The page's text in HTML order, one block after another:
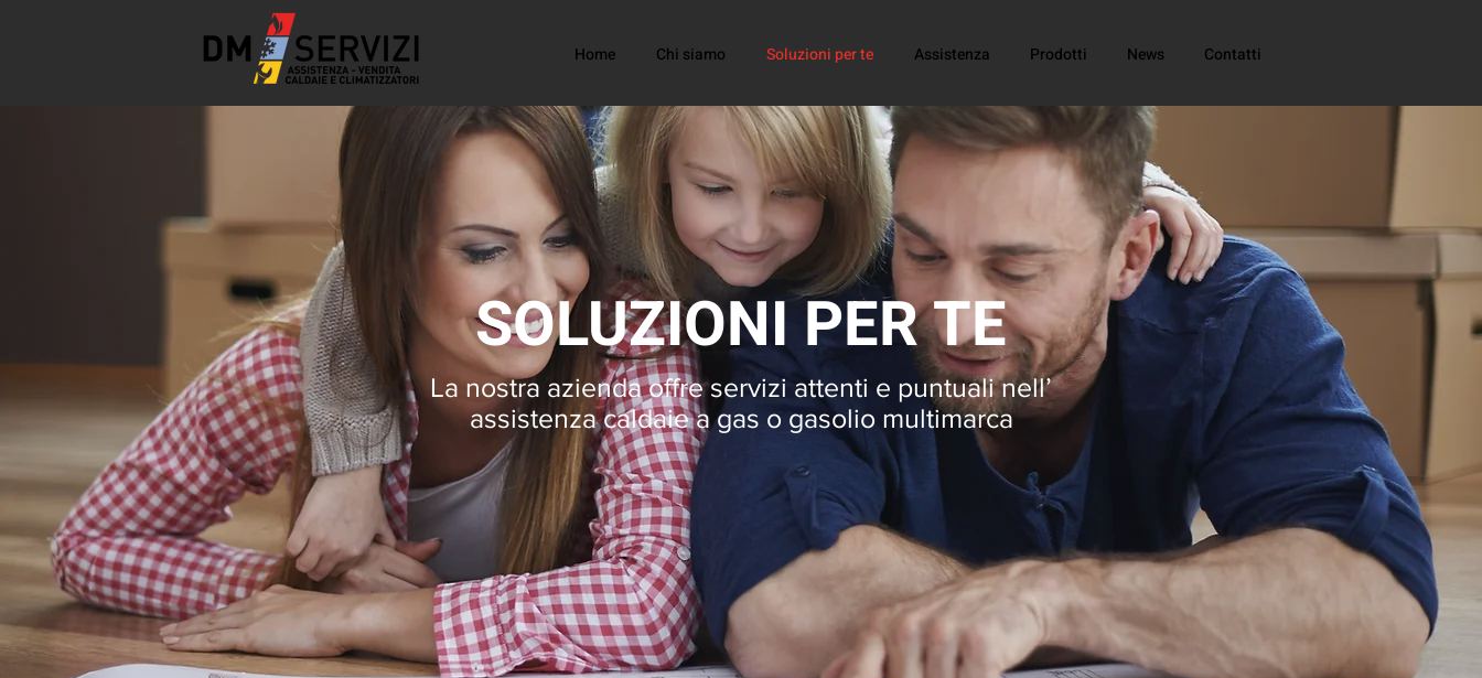
Home Chi siamo Soluzioni per te Assistenza Prodotti News Contatti
SOLUZIONI PER TE
La nostra azienda offre servizi attenti e puntuali nell’
assistenza caldaie a gas o gasolio multimarca